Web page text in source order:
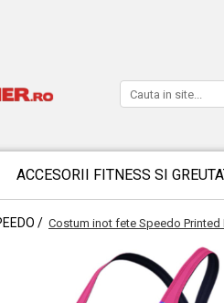
ACCESORII FITNESS SI
/ Costum inot fete Speedo